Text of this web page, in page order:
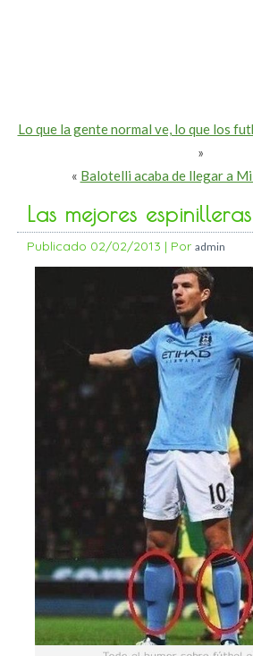
Lo que la gente normal ve, lo que los
»
« Balotelli acaba de llegar a
Las mejores
Publicado 02/02/2013 | Por admin